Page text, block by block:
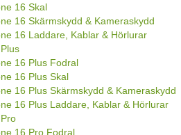
16 Skal
16 Skärmskydd & Kameraskydd
16 Laddare, Kablar & Hörlurar
16 Plus Fodral
16 Plus Skal
16 Plus Skärmskydd & Kameraskydd
16 Plus Laddare, Kablar & Hörlurar
16 Pro Fodral